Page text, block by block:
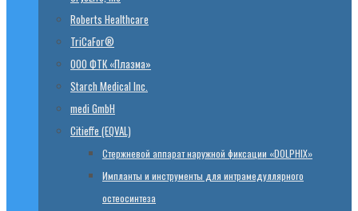
Roberts Healthcare
TriCaFor®
ООО ФТК «Плазма»
Starch Medical Inc.
medi GmbH
Citieffe (EQVAL)
Стержневой аппарат наружной фиксации «DOLPHIX»
Импланты и инструменты для интрамедуллярного
остеосинтеза